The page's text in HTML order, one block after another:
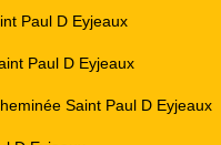
Paul D Eyjeaux
Paul D Eyjeaux
Saint Paul D Eyjeaux